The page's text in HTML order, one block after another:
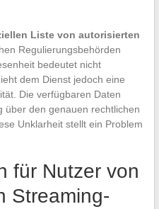
Liste von autorisierten
Regulierungsbehörden
bedeutet nicht
dem Dienst jedoch eine
Die verfügbaren Daten
über den genauen rechtlichen
Unklarheit stellt ein Problem
für Nutzer von
Streaming-